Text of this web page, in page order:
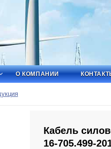
О КОМПАНИИ
Кабель
16-705.499-